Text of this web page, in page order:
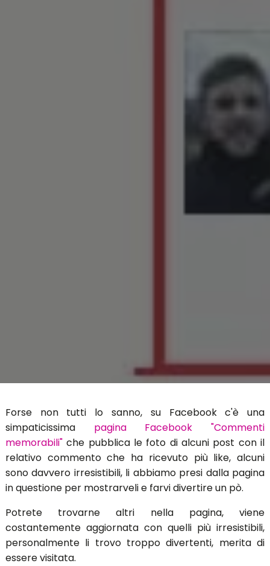
Forse non tutti lo sanno, su Facebook c'è una
simpaticissima pagina Facebook "Commenti
memorabili"che pubblica le foto di alcuni post con il
relativo commento che ha ricevuto più like, alcuni
sono davvero irresistibili, li abbiamo presi dalla pagina
in questione per mostrarveli e farvi divertire un pò.
Potrete trovarne altri nella pagina, viene
costantemente aggiornata con quelli più irresistibili,
personalmente li trovo troppo divertenti, merita di
essere visitata.